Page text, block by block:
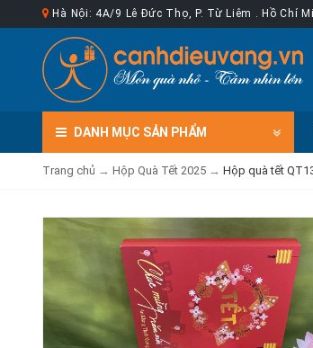
Hà Nội: 4A/9 Lê Đức Thọ, P. Từ Liêm . Hồ Chí
DANH MỤC SẢN PHẨM
Trang chủ → Hộp Quà Tết 2025 → Hộp quà tết